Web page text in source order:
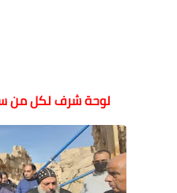
لوحة شرف لكل من